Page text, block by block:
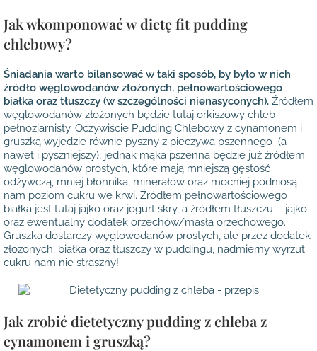
Jak wkomponować w dietę fit pudding
chlebowy?
Śniadania warto bilansować w taki sposób, by było w nich
źródło węglowodanów złożonych, pełnowartościowego
białka oraz tłuszczy (w szczególności nienasyconych). Źródłem
węglowodanów złożonych będzie tutaj orkiszowy chleb
pełnoziarnisty. Oczywiście Pudding Chlebowy z cynamonem i
gruszką wyjedzie równie pyszny z pieczywa pszennego (a
nawet i pyszniejszy), jednak mąka pszenna będzie już źródłem
węglowodanów prostych, które mają mniejszą gęstość
odżywczą, mniej błonnika, minerałów oraz mocniej podniosą
nam poziom cukru we krwi. Źródłem pełnowartościowego
białka jest tutaj jajko oraz jogurt skry, a źródłem tłuszczu – jajko
oraz ewentualny dodatek orzechów/masła orzechowego.
Gruszka dostarczy węglowodanów prostych, ale przez dodatek
złożonych, białka oraz tłuszczy w puddingu, nadmierny wyrzut
cukru nam nie straszny!
Jak zrobić dietetyczny pudding z chleba z
cynamonem i gruszką?